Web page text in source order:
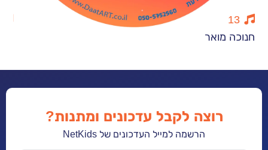
רוצה לקבל עדכונים ומתנות?
הרשמה למייל העדכונים של NetKids